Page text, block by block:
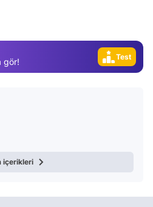
gör!
Test
içerikleri